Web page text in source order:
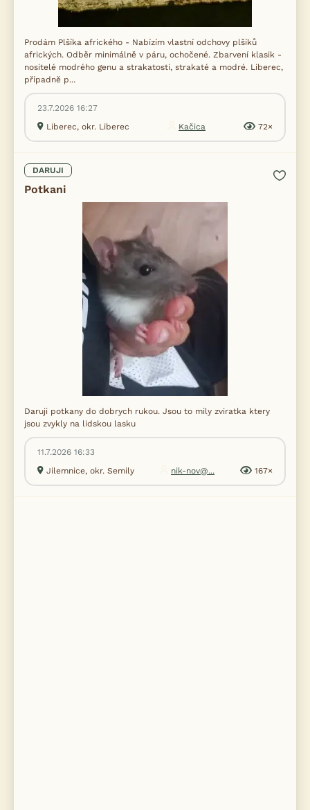
Prodám Plšíka afrického - Nabízím vlastní odchovy plšíků
afrických. Odběr minimálně v páru, ochočené. Zbarvení klasik -
nositelé modrého genu a strakatosti, strakaté a modré. Liberec,
případně p...
23.7.2026 16:27
Liberec, okr. Liberec
Kačica 72×
DARUJI
Potkani
Daruji potkany do dobrych rukou. Jsou to mily zviratka ktery
jsou zvykly na lidskou lasku
11.7.2026 16:33
Jilemnice, okr. Semily
nik-nov@... 167×